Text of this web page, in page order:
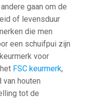
gaan om de
of levensduur
die men
een schuifpui zijn
voor
FSC keurmerk,
van houten
tot de